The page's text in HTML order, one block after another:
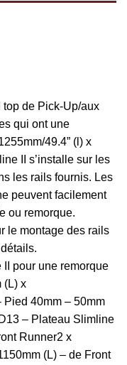
de Pick-Up/aux
qui ont une
49.4” (l) x
II s’installe sur les
les rails fournis. Les
peuvent facilement
ou remorque.
le montage des rails
pour une remorque
(L) x
Pied 40mm – 50mm
– Plateau Slimline
Runner2 x
(L) – de Front